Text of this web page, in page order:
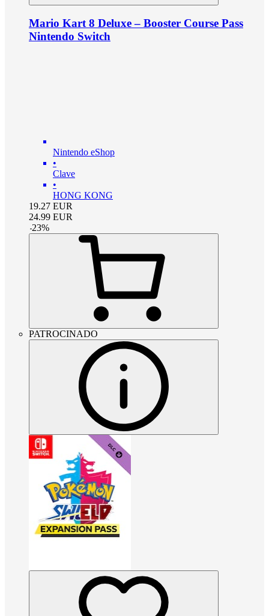
Mario Kart 8 Deluxe – Booster Course Pass
Nintendo Switch
Nintendo eShop
•
Clave
•
HONG KONG
19.27 EUR
24.99 EUR
-23%
PATROCINADO